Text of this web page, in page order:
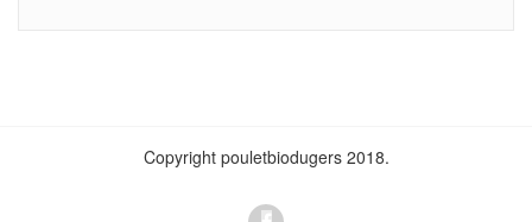
Copyright pouletbiodugers 2018.